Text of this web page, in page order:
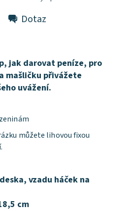
Dotaz
jak darovat peníze, pro
mašličku přivážete
uvážení.
můžete lihovou fixou
vzadu háček na
cm